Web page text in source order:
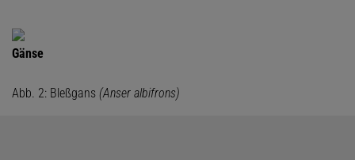
Gänse
Abb. 2: Bleßgans (Anser albifrons)